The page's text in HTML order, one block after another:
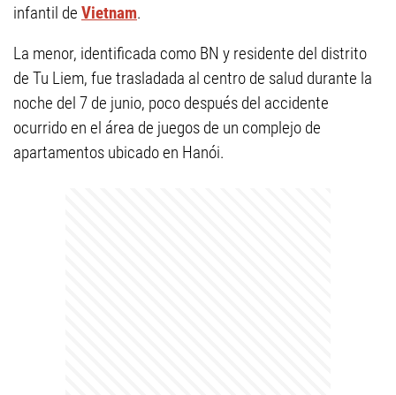
infantil de Vietnam.
La menor, identificada como BN y residente del distrito
de Tu Liem, fue trasladada al centro de salud durante la
noche del 7 de junio, poco después del accidente
ocurrido en el área de juegos de un complejo de
apartamentos ubicado en Hanói.